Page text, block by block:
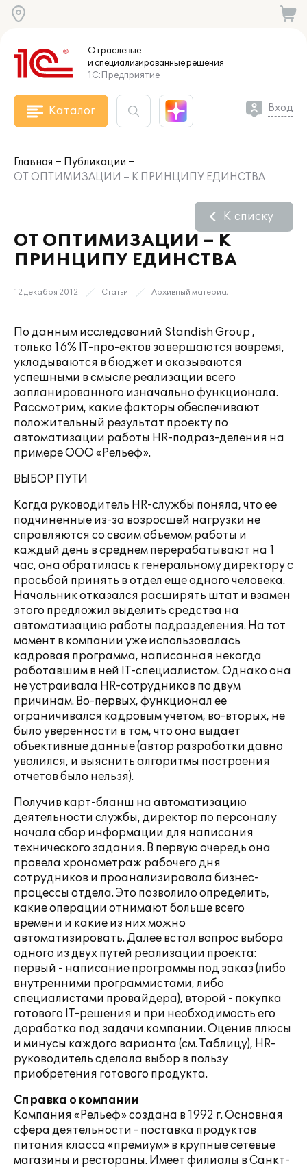
Отраслевые
и специализированныерешения
1С:Предприятие
Каталог Вход
Главная
Публикации
ОТ ОПТИМИЗАЦИИ – К ПРИНЦИПУ ЕДИНСТВА
ОТ ОПТИМИЗАЦИИ – К
ПРИНЦИПУ ЕДИНСТВА
К списку
12 декабря 2012 Статьи Архивный материал
По данным исследований Standish Group ,
только 16% IT-про-ектов завершаются вовремя,
укладываются в бюджет и оказываются
успешными в смысле реализации всего
запланированного изначально функционала.
Рассмотрим, какие факторы обеспечивают
положительный результат проекту по
автоматизации работы HR-подраз-деления на
примере ООО «Рельеф».
ВЫБОР ПУТИ
Когда руководитель HR-службы поняла, что ее
подчиненные из-за возросшей нагрузки не
справляются со своим объемом работы и
каждый день в среднем перерабатывают на 1
час, она обратилась к генеральному директору с
просьбой принять в отдел еще одного человека.
Начальник отказался расширять штат и взамен
этого предложил выделить средства на
автоматизацию работы подразделения. На тот
момент в компании уже использовалась
кадровая программа, написанная некогда
работавшим в ней IT-специалистом. Однако она
не устраивала HR-сотрудников по двум
причинам. Во-первых, функционал ее
ограничивался кадровым учетом, во-вторых, не
было уверенности в том, что она выдает
объективные данные (автор разработки давно
уволился, и выяснить алгоритмы построения
отчетов было нельзя).
Получив карт-бланш на автоматизацию
деятельности службы, директор по персоналу
начала сбор информации для написания
технического задания. В первую очередь она
провела хронометраж рабочего дня
сотрудников и проанализировала бизнес-
процессы отдела. Это позволило определить,
какие операции отнимают больше всего
времени и какие из них можно
автоматизировать. Далее встал вопрос выбора
одного из двух путей реализации проекта:
первый - написание программы под заказ (либо
внутренними программистами, либо
специалистами провайдера), второй - покупка
готового IT-решения и при необходимость его
доработка под задачи компании. Оценив плюсы
и минусы каждого варианта (см. Таблицу), HR-
руководитель сделала выбор в пользу
приобретения готового продукта.
Справка о компании
Компания «Рельеф» создана в 1992 г. Основная
сфера деятельности - поставка продуктов
питания класса «премиум» в крупные сетевые
магазины и рестораны. Имеет филиалы в Санкт-